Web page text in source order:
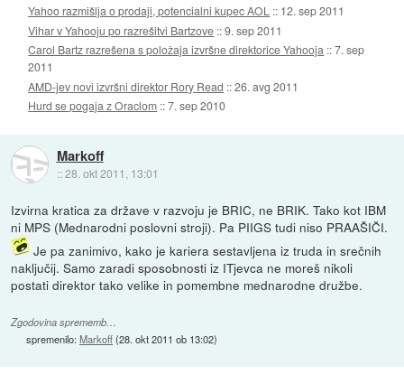
Yahoo razmišlja o prodaji, potencialni kupec AOL :: 12. sep 2011
Vihar v Yahooju po razrešitvi Bartzove ::9. sep 2011
Carol Bartz razrešena s položaja izvršne direktorice Yahooja ::7. sep
2011
AMD-jev novi izvršni direktor Rory Read ::26. avg 2011
Hurd se pogaja z Oraclom ::7. sep 2010
Markoff
::28. okt 2011, 13:01
Izvirna kratica za države v razvoju je BRIC, ne BRIK. Tako kot IBM
ni MPS (Mednarodni poslovni stroji). Pa PIIGS tudi niso PRAAŠIČI.
Je pa zanimivo, kako je kariera sestavljena iz truda in srečnih
naključij. Samo zaradi sposobnosti iz ITjevca ne moreš nikoli
postati direktor tako velike in pomembne mednarodne družbe.
Zgodovina sprememb…
spremenilo:Markoff(28. okt 2011 ob 13:02)